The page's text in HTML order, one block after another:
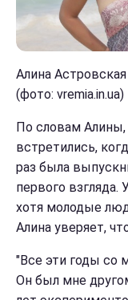
Алина
(фото: vremia.in.ua)
По словам
встретились,
раз была
первого
хотя молодые
Алина уверяет,
"Все эти годы со
Он был мне